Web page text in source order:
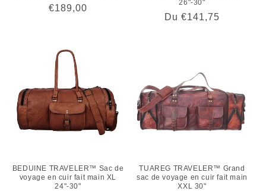
Prix
€189,00
26"-30"
Prix
Du €141,75
BEDUINE TRAVELER™ Sac de
voyage en cuir fait main XL
24"-30"
TUAREG TRAVELER™ Grand
sac de voyage en cuir fait main
XXL 30"